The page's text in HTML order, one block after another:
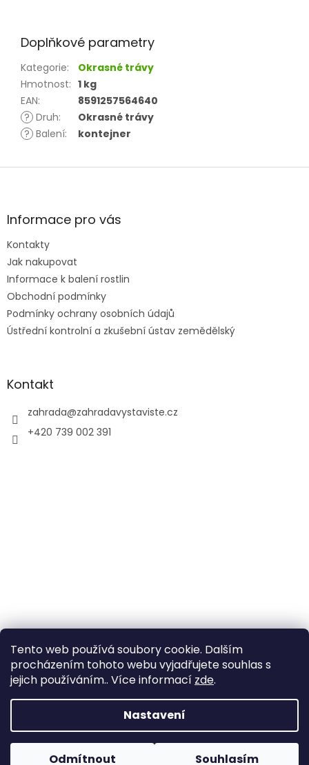
Tento web používá soubory cookie. Dalším
procházením tohoto webu vyjadřujete souhlas s
jejich používáním.. Více informací zde.
Nastavení
Odmítnout Souhlasím
Doplňkové parametry
Kategorie:
Okrasné trávy
Hmotnost: 1 kg
EAN:
8591257564640
? Druh:
Okrasné trávy
? Balení: kontejner
Z
aInformace pro vás
Kontakty
Jak nakupovat
Informace k balení rostlin
Obchodní podmínky
Podmínky ochrany osobních údajů
Ústřední kontrolní a zkušební ústav zemědělský
Kontakt
zahrada@zahradavystaviste.cz
+420 739 002 391
Vytvořil Shoptet
Copyright 2026Zahrada Výstaviště. Všechna práva
vyhrazena.
Upravit nastavení cookies